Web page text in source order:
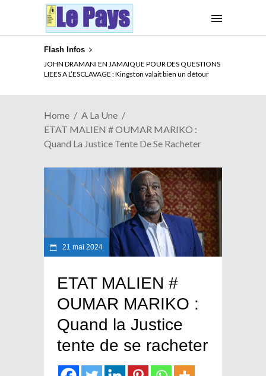
Flash Infos
JOHN DRAMANI EN JAMAIQUE POUR DES QUESTIONS
LIEES A L’ESCLAVAGE : Kingston valait bien un détour
Home
A La Une
ETAT MALIEN # OUMAR MARIKO :
Quand La Justice Tente De Se Racheter
21 mai 2024
ETAT MALIEN #
OUMAR MARIKO :
Quand la Justice
tente de se racheter